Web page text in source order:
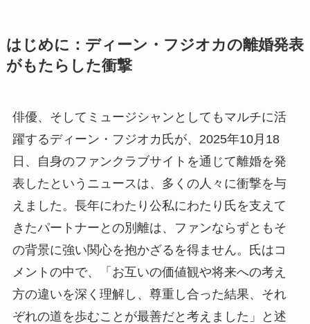
はじめに：ディーン・フジオカの離婚発表
がもたらした衝撃
俳優、そしてミュージシャンとしてもマルチに活
躍するディーン・フジオカ氏が、2025年10月18
日、自身のファンクラブサイトを通じて離婚を発
表したというニュースは、多くの人々に衝撃を与
えました。長年にわたり公私にわたり氏を支えて
きたパートナーとの別離は、ファンならずともそ
の背景に強い関心を抱かざるを得ません。氏はコ
メントの中で、「お互いの価値観や将来への考え
方の違いを深く理解し、尊重し合った結果、それ
ぞれの道を歩むことが最善だと考えました」と述